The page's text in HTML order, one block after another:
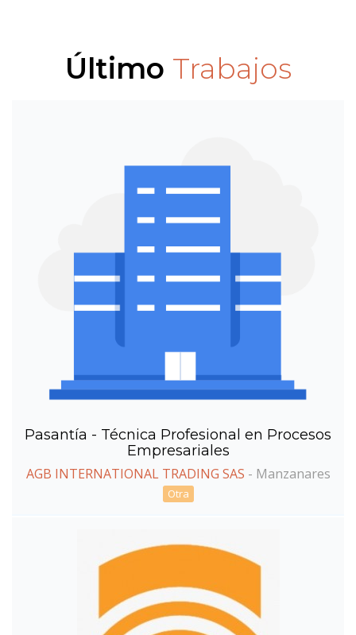
Último Trabajos
Pasantía - Técnica Profesional en Procesos
Empresariales
AGB INTERNATIONAL TRADING SAS - Manzanares
Otra